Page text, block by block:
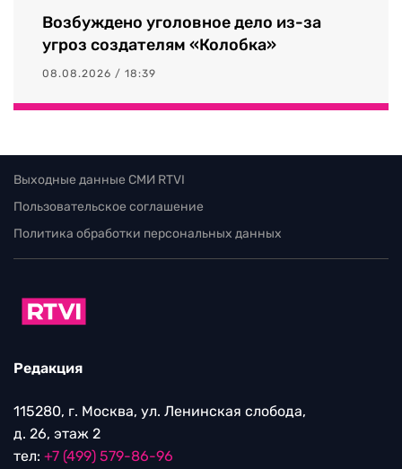
Возбуждено уголовное дело из-за
угроз создателям «Колобка»
08.08.2026 / 18:39
Выходные данные СМИ RTVI
Пользовательское соглашение
Политика обработки персональных данных
Редакция
115280, г. Москва, ул. Ленинская слобода,
д. 26, этаж 2
тел: +7 (499) 579-86-96